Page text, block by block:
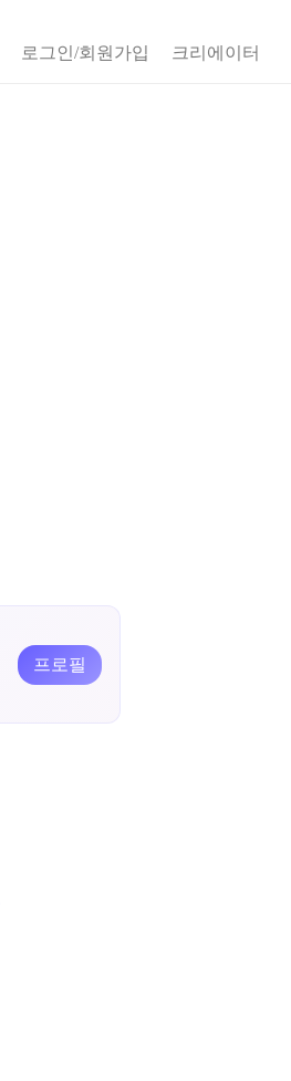
로그인/회원가입 크리에이터
프로필